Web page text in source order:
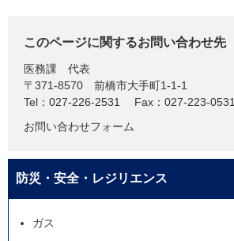
このページに関するお問い合わせ先
医務課
代表
〒371-8570
前橋市大手町1-1-1
Tel：027-226-2531
Fax：027-223-0531
お問い合わせフォーム
防災・安全・レジリエンス
ガス